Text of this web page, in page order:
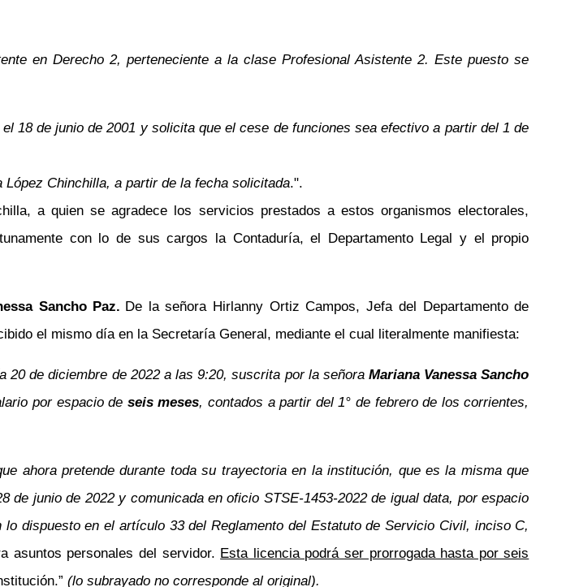
en Derecho 2, perteneciente a la clase Profesional Asistente 2. Este puesto se
18 de junio de 2001 y solicita que el cese de funciones sea efectivo a partir del 1 de
Chinchilla, a partir de la fecha solicitada.".
a quien se agradece los servicios prestados a estos organismos electorales,
con lo de sus cargos la Contaduría, el Departamento Legal y el propio
Sancho Paz. De la señora Hirlanny Ortiz Campos, Jefa del Departamento de
el mismo día en la Secretaría General, mediante el cual literalmente manifiesta:
de diciembre de 2022 a las 9:20, suscrita por la señora Mariana Vanessa Sancho
por espacio de seis meses, contados a partir del 1° de febrero de los corrientes,
ahora pretende durante toda su trayectoria en la institución, que es la misma que
junio de 2022 y comunicada en oficio STSE-1453-2022 de igual data, por espacio
dispuesto en el artículo 33 del Reglamento del Estatuto de Servicio Civil, inciso C,
asuntos personales del servidor. Esta licencia podrá ser prorrogada hasta por seis
(lo subrayado no corresponde al original).